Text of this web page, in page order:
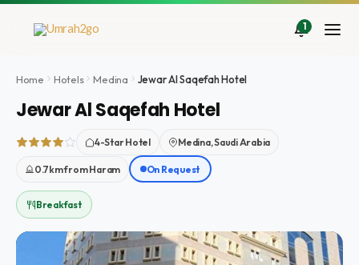
Ir
1
Home Hotels Medina Jewar Al Saqefah Hotel
Jewar Al Saqefah Hotel
4-Star Hotel Medina, Saudi Arabia
0.7km from Haram On Request
Breakfast